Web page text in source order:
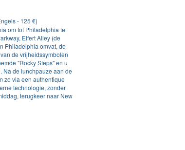
- 125 €)
om tot Philadelphia te
Elfert Alley (de
Philadelphia omvat, de
de vrijheidssymbolen
"Rocky Steps" en u
Na de lunchpauze aan de
zo via een authentique
technologie, zonder
terugkeer naar New